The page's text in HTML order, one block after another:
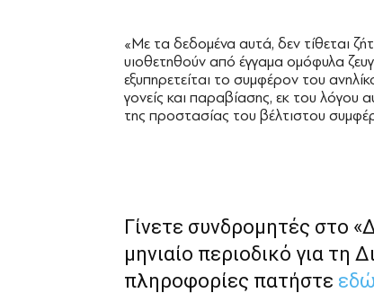
«Με τα δεδομένα αυτά, δεν τίθεται
υιοθετηθούν από έγγαμα ομόφυλα
εξυπηρετείται το συμφέρον του
γονείς και παραβίασης, εκ του λόγου
της προστασίας του βέλτιστου
Γίνετε συνδρομητές στο
μηνιαίο περιοδικό για τη
πληροφορίες πατήστε εδώ